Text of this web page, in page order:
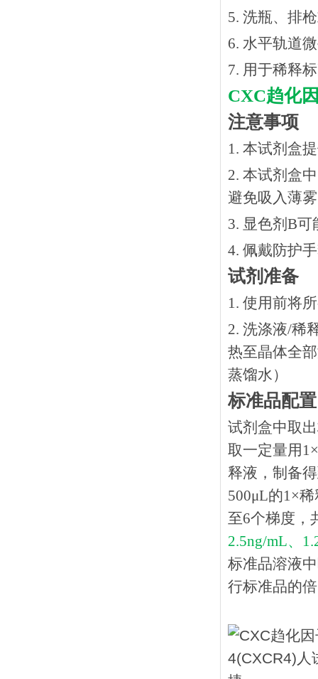
5. 洗瓶、排
6. 水平轨道
7. 用于稀释
CXC趋化
注意事项
1. 本试剂盒
2. 本试剂盒
避免吸入薄
3. 显色剂B
4. 佩戴防护
试剂准备
1. 使用前将
2. 洗涤液/稀
热⾄晶体全
蒸馏水）
标准品配置
试剂盒中取
取一定量用
释液，制备
500μL的1×
至6个梯度，
2.5ng/mL、
标准品溶液
行标准品的